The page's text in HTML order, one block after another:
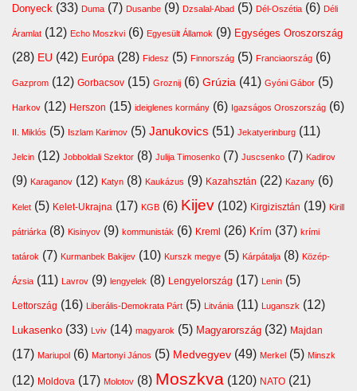
Donyeck (33) Duma (7) Dusanbe (9) Dzsalal-Abad (5) Dél-Oszétia (6) Déli
Áramlat (12) Echo Moszkvi (6) Egyesült Államok (9) Egységes Oroszország
(28) EU (42) Európa (28) Fidesz (5) Finnország (5) Franciaország (6)
Gazprom (12) Gorbacsov (15) Groznij (6) Grúzia (41) Gyóni Gábor (5)
Harkov (12) Herszon (15) ideiglenes kormány (6) Igazságos Oroszország (6)
II. Miklós (5) Iszlam Karimov (5) Janukovics (51) Jekatyerinburg (11)
Jelcin (12) Jobboldali Szektor (8) Julija Timosenko (7) Juscsenko (7) Kadirov
(9) Karaganov (12) Katyn (8) Kaukázus (9) Kazahsztán (22) Kazany (6)
Kelet (5) Kelet-Ukrajna (17) KGB (6) Kijev (102) Kirgizisztán (19) Kirill
pátriárka (8) Kisinyov (9) kommunisták (6) Kreml (26) Krím (37) krími
tatárok (7) Kurmanbek Bakijev (10) Kurszk megye (5) Kárpátalja (8) Közép-
Ázsia (11) Lavrov (9) lengyelek (8) Lengyelország (17) Lenin (5)
Lettország (16) Liberális-Demokrata Párt (5) Litvánia (11) Luganszk (12)
Lukasenko (33) Lviv (14) magyarok (5) Magyarország (32) Majdan
(17) Mariupol (6) Martonyi János (5) Medvegyev (49) Merkel (5) Minszk
(12) Moldova (17) Molotov (8) Moszkva (120) NATO (21)